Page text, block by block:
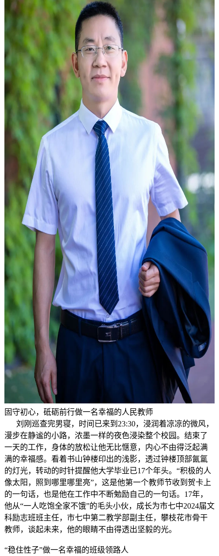
固守初心，砥砺前行做一名幸福的人民教师
刘刚巡查完男寝，时间已来到23:30，浸润着凉凉的微风，
漫步在静谧的小路，浓墨一样的夜色浸染整个校园。结束了
一天的工作，身体的放松让他无比惬意，内心不由得泛起满
满的幸福感。看着书山钟楼印出的浅影，透过钟楼顶部氤氲
的灯光，转动的时针提醒他大学毕业已17个年头。“积极的人
像太阳，照到哪里哪里亮”，这是他第一个教师节收到贺卡上
的一句话，也是他在工作中不断勉励自己的一句话。17年，
他从“一人吃饱全家不饿”的毛头小伙，成长为市七中2024届文
科励志班班主任，市七中第二教学部副主任，攀枝花市骨干
教师，谈起未来，他的眼睛不由得透出坚毅的光。
“稳住性子”做一名幸福的班级领路人